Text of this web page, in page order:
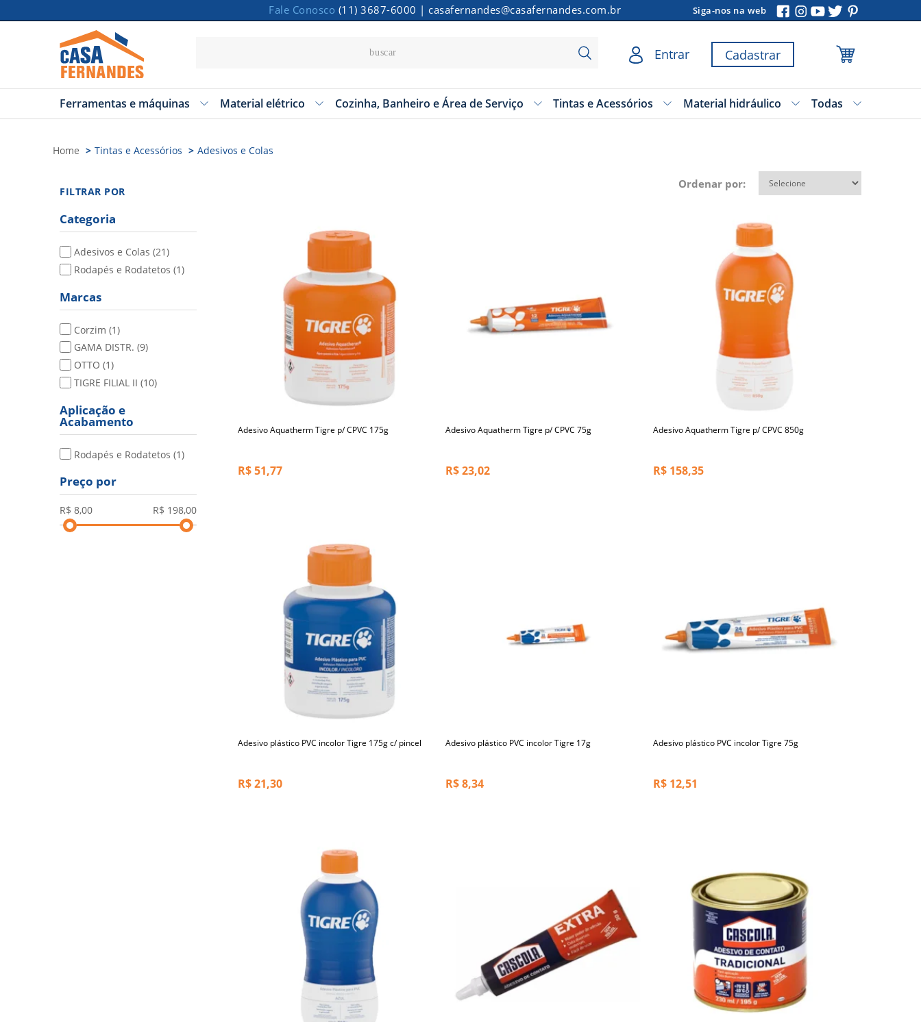
Fale Conosco (11) 3687-6000 | casafernandes@casafernandes.com.br Siga-nos na web
Entrar Cadastrar
Todas
Ferramentas e máquinas Material elétrico Cozinha, Banheiro e Área de Serviço Tintas e Acessórios
Material hidráulico
Home Tintas e Acessórios Adesivos e Colas
FILTRAR POR
Categoria
Adesivos e Colas (21)
Rodapés e Rodatetos (1)
Marcas
Corzim (1)
GAMA DISTR. (9)
OTTO (1)
TIGRE FILIAL II (10)
Aplicação e
Acabamento
Rodapés e Rodatetos (1)
Preço por
Ordenar por:
Adesivo Aquatherm Tigre p/ CPVC 175g
R$51,77
Adesivo Aquatherm Tigre p/ CPVC 75g
R$23,02
Adesivo Aquatherm Tigre p/ CPVC 850g
R$ 158,35
Adesivo plástico PVC incolor Tigre 175g c/ pincel
R$21,30
Adesivo plástico PVC incolor Tigre 17g
R$8,34
Adesivo plástico PVC incolor Tigre 75g
R$ 12,51